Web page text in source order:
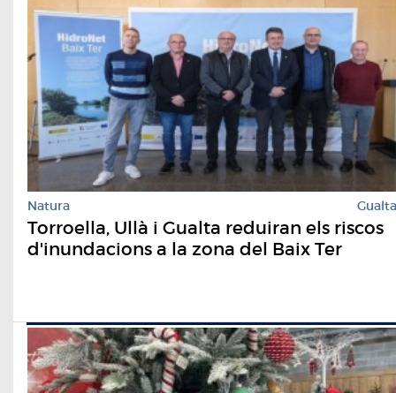
Natura Gualta
Torroella, Ullà i Gualta reduiran els riscos
d'inundacions a la zona del Baix Ter